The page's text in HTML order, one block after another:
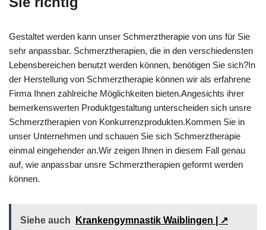
Gestaltet werden kann unser Schmerztherapie von uns für Sie
sehr anpassbar. Schmerztherapien, die in den verschiedensten
Lebensbereichen benutzt werden können, benötigen Sie sich?In
der Herstellung von Schmerztherapie können wir als erfahrene
Firma Ihnen zahlreiche Möglichkeiten bieten.Angesichts ihrer
bemerkenswerten Produktgestaltung unterscheiden sich unsre
Schmerztherapien von Konkurrenzprodukten.Kommen Sie in
unser Unternehmen und schauen Sie sich Schmerztherapie
einmal eingehender an.Wir zeigen Ihnen in diesem Fall genau
auf, wie anpassbar unsre Schmerztherapien geformt werden
können.
Siehe auch Krankengymnastik Waiblingen | ↗️